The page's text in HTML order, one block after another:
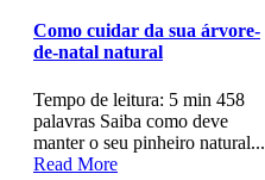
Como cuidar da sua árvore-
de-natal natural
Tempo de leitura: 5 min 458
palavras Saiba como deve
manter o seu pinheiro natural...
Read More